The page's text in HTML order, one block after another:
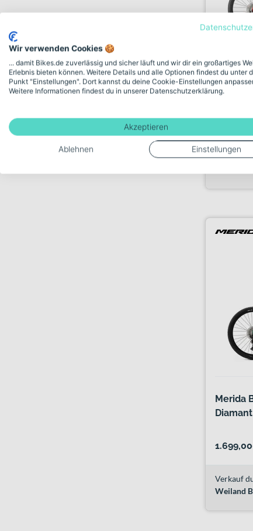
Merida
glossy
Verkauf
Merida
Verkauf
Weiland
Wir verwenden Cookies 🍪
... damit Bikes.de zuverlässig und sicher läuft und wir dir ein großartiges
Erlebnis bieten können. Weitere Details und alle Optionen findest du unter
Punkt "Einstellungen". Dort kannst du deine Cookie-Einstellungen
Weitere Informationen findest du in unserer Datenschutzerklärung.
Akzeptieren
Ablehnen Einstellungen